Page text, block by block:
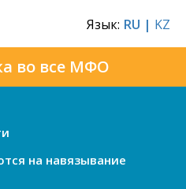
во все МФО
Язык: RU | KZ
на навязывание